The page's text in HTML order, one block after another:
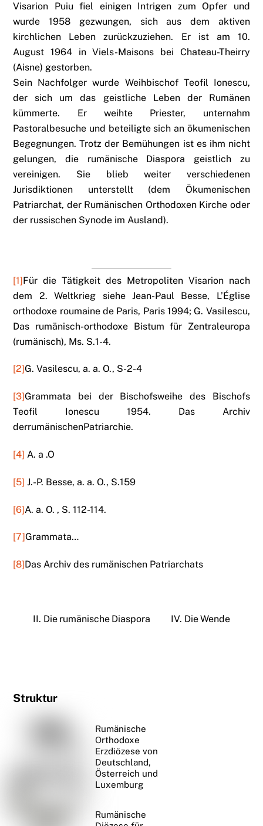
Visarion Puiu fiel einigen Intrigen zum Opfer und
wurde 1958 gezwungen, sich aus dem aktiven
kirchlichen Leben zurückzuziehen. Er ist am 10.
August 1964 in Viels-Maisons bei Chateau-Theirry
(Aisne) gestorben.
Sein Nachfolger wurde Weihbischof Teofil Ionescu,
der sich um das geistliche Leben der Rumänen
kümmerte. Er weihte Priester, unternahm
Pastoralbesuche und beteiligte sich an ökumenischen
Begegnungen. Trotz der Bemühungen ist es ihm nicht
gelungen, die rumänische Diaspora geistlich zu
vereinigen. Sie blieb weiter verschiedenen
Jurisdiktionen unterstellt (dem Ökumenischen
Patriarchat, der Rumänischen Orthodoxen Kirche oder
der russischen Synode im Ausland).
[1]Für die Tätigkeit des Metropoliten Visarion nach
dem 2. Weltkrieg siehe Jean-Paul Besse, L’Église
orthodoxe roumaine de Paris, Paris 1994; G. Vasilescu,
Das rumänisch-orthodoxe Bistum für Zentraleuropa
(rumänisch), Ms. S.1-4.
[2]G. Vasilescu, a. a. O., S-2-4
[3]Grammata bei der Bischofsweihe des Bischofs
Teofil Ionescu 1954. Das Archiv
derrumänischenPatriarchie.
[4] A. a .O
[5] J.-P. Besse, a. a. O., S.159
[6]A. a. O. , S. 112-114.
[7]Grammata…
[8]Das Archiv des rumänischen Patriarchats
II. Die rumänische Diaspora IV. Die Wende
Struktur
Rumänische
Orthodoxe
Erzdiözese von
Deutschland,
Österreich und
Luxemburg
Rumänische